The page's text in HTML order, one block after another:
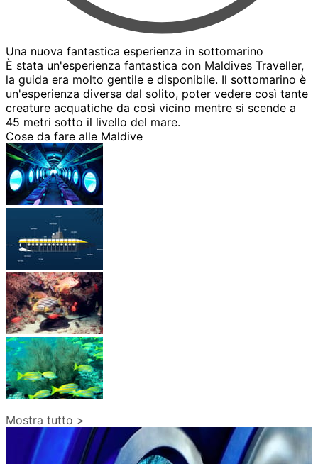
Una nuova fantastica esperienza in sottomarino
È stata un'esperienza fantastica con Maldives Traveller,
la guida era molto gentile e disponibile. Il sottomarino è
un'esperienza diversa dal solito, poter vedere così tante
creature acquatiche da così vicino mentre si scende a
45 metri sotto il livello del mare.
Cose da fare alle Maldive
Mostra tutto >